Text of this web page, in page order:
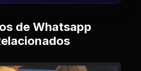
de Whatsapp